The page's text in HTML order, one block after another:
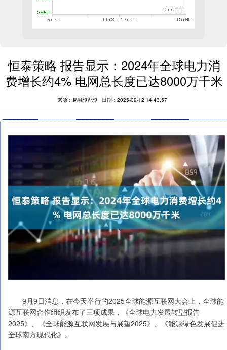
恒泰策略 报告显示：2024年全球电力消
费增长约4% 电网总长度已达8000万千米
来源：易融资配资 日期：2025-09-12 14:43:57
9月9日消息，在今天举行的2025全球能源互联网大会上，全球能
源互联网合作组织发布了三项成果，《全球电力发展转型报告
2025》、《全球能源互联网发展与展望2025》、《能源绿色发展促进
全球南方现代化》。